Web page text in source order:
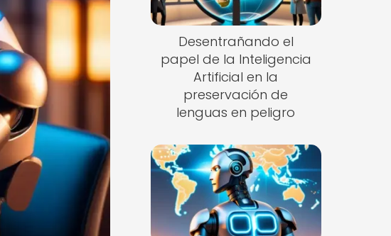
Desentrañando el
papel de la Inteligencia
Artificial en la
preservación de
lenguas en peligro